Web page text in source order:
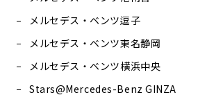
メルセデス・ベンツ逗子
メルセデス・ベンツ東名静岡
メルセデス・ベンツ横浜中央
Stars@Mercedes-Benz GINZA